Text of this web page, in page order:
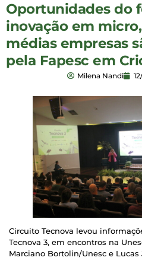
Oportunidades do
inovação em
médias empresas
pela Fapesc em
Milena Nandi
Circuito Tecnova levou
Tecnova 3, em encontros na
Marciano Bortolin/Unesc e Lucas